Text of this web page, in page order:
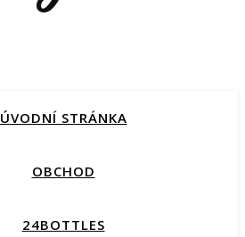
ÚVODNÍ STRÁNKA
OBCHOD
24BOTTLES